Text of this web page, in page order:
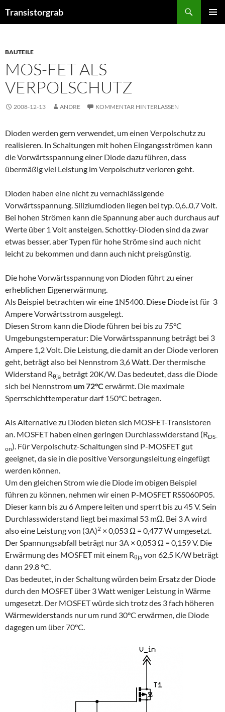
Inhalt
Transistorgrab
BAUTEILE
MOS-FET ALS
VERPOLSCHUTZ
2008-12-13 ANDRE KOMMENTAR HINTERLASSEN
Dioden werden gern verwendet, um einen Verpolschutz zu
realisieren. In Schaltungen mit hohen Eingangsströmen kann
die Vorwärtsspannung einer Diode dazu führen, dass
übermäßig viel Leistung im Verpolschutz verloren geht.
Dioden haben eine nicht zu vernachlässigende
Vorwärtsspannung. Siliziumdioden liegen bei typ. 0,6..0,7 Volt.
Bei hohen Strömen kann die Spannung aber auch durchaus auf
Werte über 1 Volt ansteigen. Schottky-Dioden sind da zwar
etwas besser, aber Typen für hohe Ströme sind auch nicht
leicht zu bekommen und dann auch nicht preisgünstig.
Die hohe Vorwärtsspannung von Dioden führt zu einer
erheblichen Eigenerwärmung.
Als Beispiel betrachten wir eine 1N5400. Diese Diode ist für 3
Ampere Vorwärtsstrom ausgelegt.
Diesen Strom kann die Diode führen bei bis zu 75°C
Umgebungstemperatur: Die Vorwärtsspannung beträgt bei 3
Ampere 1,2 Volt. Die Leistung, die damit an der Diode verloren
geht, beträgt also bei Nennstrom 3,6 Watt. Der thermische
Widerstand Rθja beträgt 20K/W. Das bedeutet, dass die Diode
sich bei Nennstromum 72°C erwärmt. Die maximale
Sperrschichttemperatur darf 150°C betragen.
Als Alternative zu Dioden bieten sich MOSFET-Transistoren
an. MOSFET haben einen geringen Durchlasswiderstand (RDS-
on). Für Verpolschutz-Schaltungen sind P-MOSFET gut
geeignet, da sie in die positive Versorgungsleitung eingefügt
werden können.
Um den gleichen Strom wie die Diode im obigen Beispiel
führen zu können, nehmen wir einen P-MOSFET RSS060P05.
Dieser kann bis zu 6 Ampere leiten und sperrt bis zu 45 V. Sein
Durchlasswiderstand liegt bei maximal 53 mΩ. Bei 3 A wird
also eine Leistung von (3A)2 × 0,053 Ω = 0,477 W umgesetzt.
Der Spannungsabfall beträgt nur 3A × 0,053 Ω = 0,159 V. Die
Erwärmung des MOSFET mit einem Rθja von 62,5 K/W beträgt
dann 29.8 °C.
Das bedeutet, in der Schaltung würden beim Ersatz der Diode
durch den MOSFET über 3 Watt weniger Leistung in Wärme
umgesetzt. Der MOSFET würde sich trotz des 3 fach höheren
Wärmewiderstands nur um rund 30°C erwärmen, die Diode
dagegen um über 70°C.